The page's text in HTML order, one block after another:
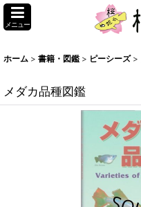
メニュー
ホーム > 書籍・図鑑 > ピーシーズ >
メダカ品種図鑑